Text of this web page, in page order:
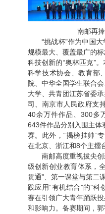
南邮再
“挑战杯”作为中国大
规模最大、覆盖最广的
科技创新的“奥林匹克”
科学技术协会、教育部
院、中华全国学生联合
大学、共青团江苏省委
司、南京市人民政府支
40余万件作品、300多
643件作品分别入围主体
赛。此外，“揭榜挂帅”
在北京、浙江和8个主擂
南邮高度重视拔尖创
级创新创业教育体系，
贯通”、第一课堂与第二
践应用“有机结合”的“科
赛在引领广大青年踊跃
和影响力。备赛期间，